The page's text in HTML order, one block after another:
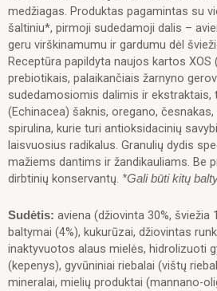
pašaras
mažų
veislių
suaugusiems
šunims
su
ėriena,
ryžiais,
bulvėmis
7,5kg
medžiagas. Produktas pagamintas su
šaltiniu*, pirmoji sudedamoji dalis –
geru virškinamumu ir gardumu dėl
Receptūra papildyta naujos kartos
prebiotikais, palaikančiais žarnyno
sudedamosiomis dalimis ir ekstraktais,
(Echinacea) šaknis, oregano,
spirulina, kurie turi antioksidacinių
laisvuosius radikalus. Granulių dydis
mažiems dantims ir žandikauliams. Be
dirbtinių konservantų. *Gali būti kitų
Sudėtis: aviena (džiovinta 30%, šviežia
baltymai (4%), kukurūzai, džiovintas
inaktyvuotos alaus mielės, hidrolizuoti
(kepenys), gyvūniniai riebalai (vištų
mineralai, mielių produktai (mannano-